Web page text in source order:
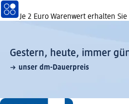
Je 2 Euro Warenwert erhalten Sie
Gestern, heute, immer
unser dm-Dauerpreis